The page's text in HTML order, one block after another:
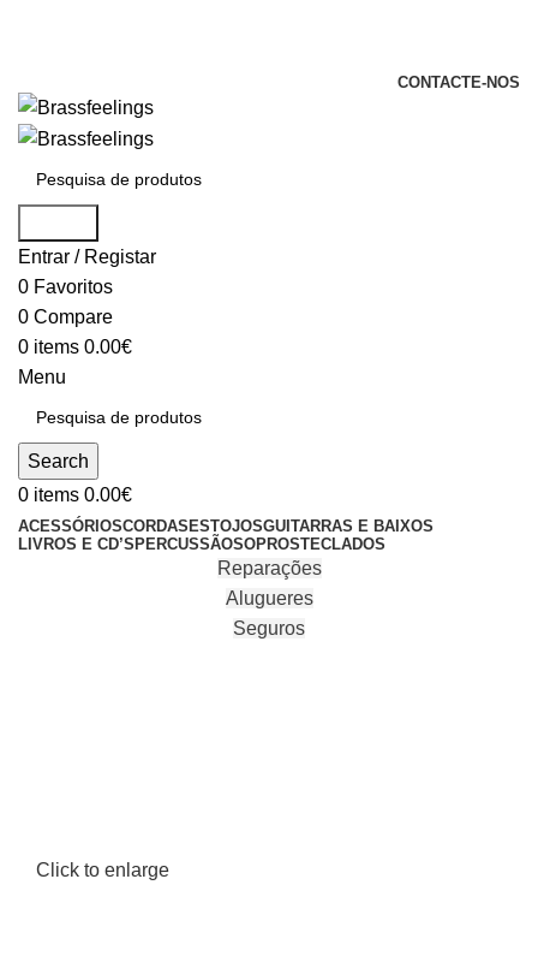
CONTACTE-NOS
Entrar / Registar
0 Favoritos
0 Compare
0 items 0.00€
Menu
Search
0 items 0.00€
ACESSÓRIOSCORDAS ESTOJOSGUITARRAS E BAIXOS
LIVROS E CD’S PERCUSSÃOSOPROSTECLADOS
Reparações
Alugueres
Seguros
Click to enlarge